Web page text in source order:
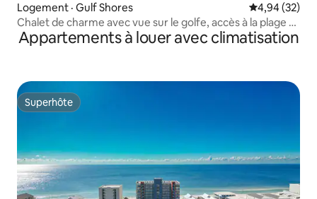
Logement · Gulf Shores Note
4,94 (32)
Chalet de charme avec vue sur le golfe, accès à la plage et
piscine
Appartements à louer avec climatisation
Superhôte
Superhôte